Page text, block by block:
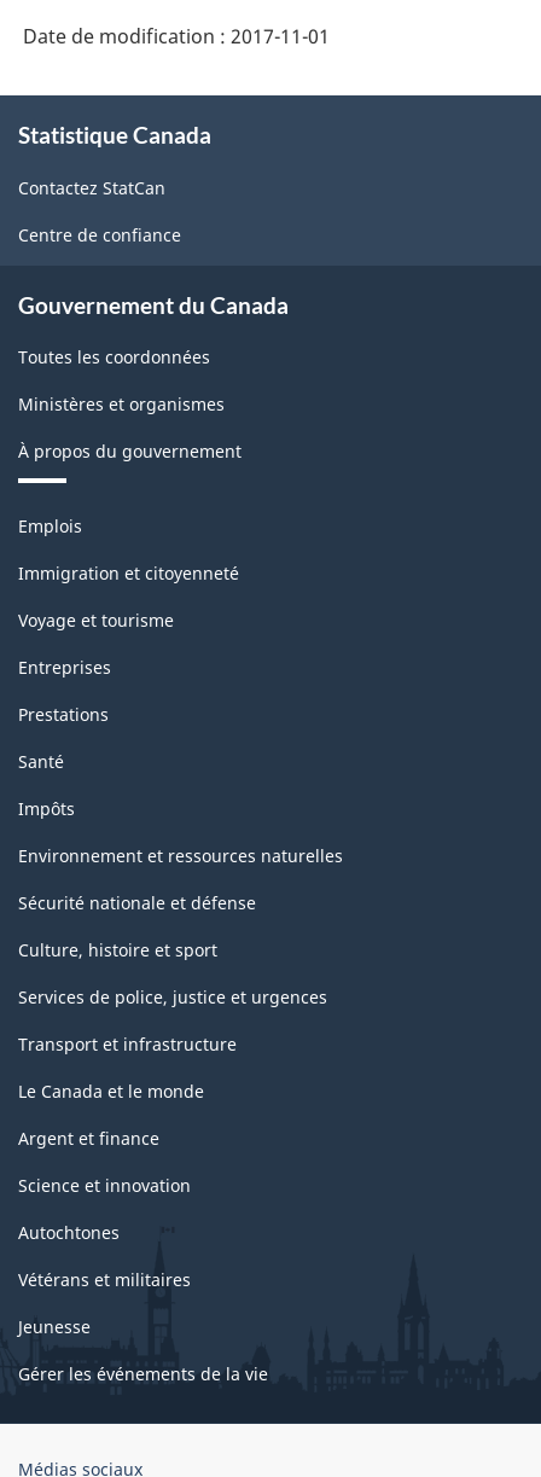
Date de modification : 2017-11-01
propos
ce
site
Statistique Canada
Contactez StatCan
Centre de confiance
Gouvernement du Canada
Toutes les coordonnées
Ministères et organismes
À propos du gouvernement
Thèmes
sujets
Emplois
Immigration et citoyenneté
Voyage et tourisme
Entreprises
Prestations
Santé
Impôts
Environnement et ressources naturelles
Sécurité nationale et défense
Culture, histoire et sport
Services de police, justice et urgences
Transport et infrastructure
Le Canada et le monde
Argent et finance
Science et innovation
Autochtones
Vétérans et militaires
Jeunesse
Gérer les événements de la vie
Organisation
Médias sociaux